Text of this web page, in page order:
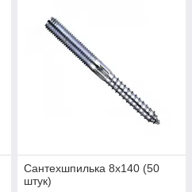
Сантехшпилька 8х140 (50
штук)